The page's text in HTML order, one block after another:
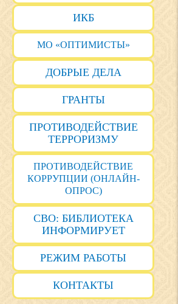
ИКБ
МО «ОПТИМИСТЫ»
ДОБРЫЕ ДЕЛА
ГРАНТЫ
ПРОТИВОДЕЙСТВИЕ
ТЕРРОРИЗМУ
ПРОТИВОДЕЙСТВИЕ
КОРРУПЦИИ (ОНЛАЙН-
ОПРОС)
СВО: БИБЛИОТЕКА
ИНФОРМИРУЕТ
РЕЖИМ РАБОТЫ
КОНТАКТЫ